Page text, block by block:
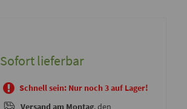
Sofort lieferbar
Schnell sein: Nur noch 3 auf Lager!
Versand am Montag, den